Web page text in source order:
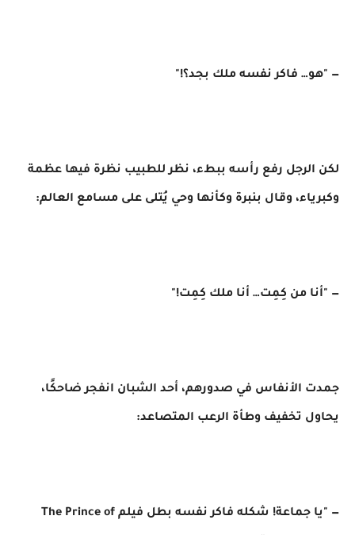
— "هو… فاكر نفسه ملك بجد؟!"
لكن الرجل رفع رأسه ببطء، نظر للطبيب نظرة فيها عظمة
وكبرياء، وقال بنبرة وكأنها وحي يُتلى على مسامع العالم:
— "أنا من كِمِت… أنا ملك كِمِت!"
جمدت الأنفاس في صدورهم، أحد الشبان انفجر ضاحكًا،
يحاول تخفيف وطأة الرعب المتصاعد:
— "يا جماعة! شكله فاكر نفسه بطل فيلم The Prince of